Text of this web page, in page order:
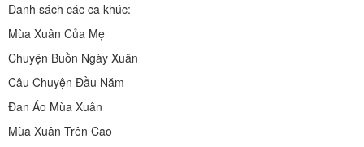
Danh sách các ca khúc:
Mùa Xuân Của Mẹ
Chuyện Buồn Ngày Xuân
Câu Chuyện Đầu Năm
Đan Áo Mùa Xuân
Mùa Xuân Trên Cao